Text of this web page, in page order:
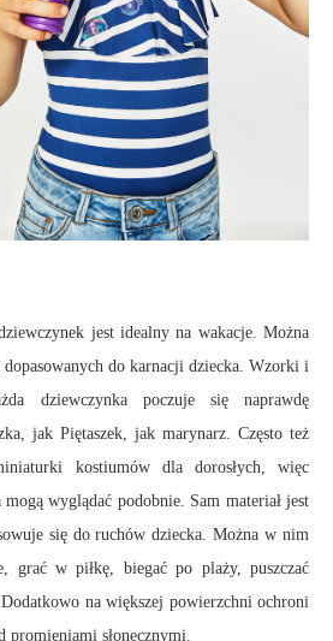
jest idealny na wakacje. Można
do karnacji dziecka. Wzorki i
dziewczynka poczuje się naprawdę
jak Piętaszek, jak marynarz. Często też
kostiumów dla dorosłych, więc
wyglądać podobnie. Sam materiał jest
się do ruchów dziecka. Można w nim
grać w piłkę, biegać po plaży, puszczać
na większej powierzchni ochroni
promieniami słonecznymi.